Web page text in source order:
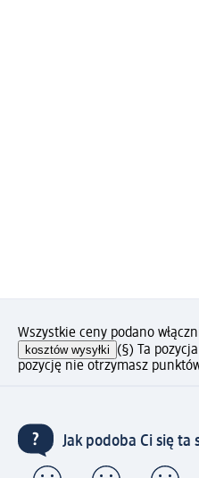
Wszystkie ceny podano
kosztów wysyłki (§) Ta
pozycję nie otrzymasz punktów
Jak podoba Ci się ta